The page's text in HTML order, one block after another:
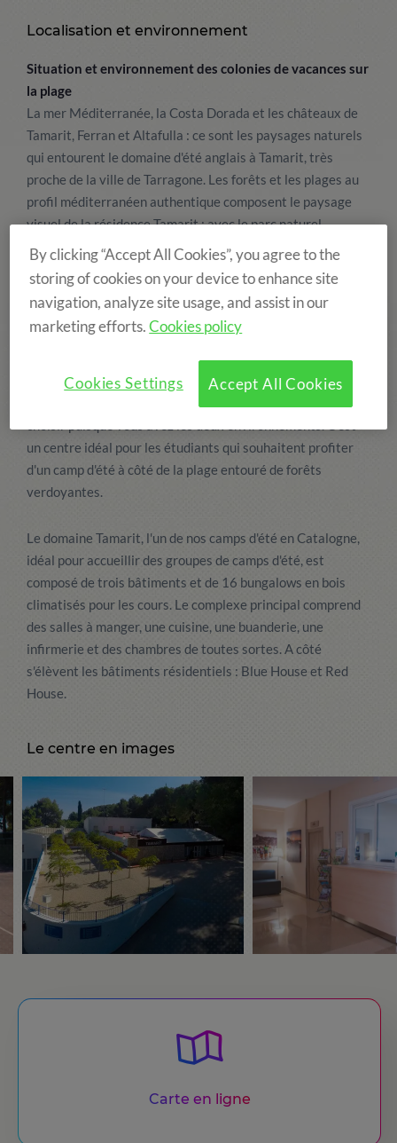
Localisation et environnement
Situation et environnement des colonies de vacances sur
la plage
La mer Méditerranée, la Costa Dorada et les châteaux de
Tamarit, Ferran et Altafulla : ce sont les paysages naturels
qui entourent le domaine d'été anglais à Tamarit, très
proche de la ville de Tarragone. Les forêts et les plages au
profil méditerranéen authentique composent le paysage
visuel de la résidence Tamarit : avec le parc naturel
Tamarit-Punta de la Mora, la réserve naturelle de la rivière
Gaià et les plages de Tamarit et Cala Jovera. Ces trois
espaces naturels font des abords du campement un espace
très riche par sa biodiversité et d'un grand intérêt
paysager et culturel.
Vous êtes plutôt mer ou montagne ? Ici vous n'aurez pas à
un centre idéal pour les étudiants qui souhaitent profiter
d'un camp d'été à côté de la plage entouré de forêts
verdoyantes.
Le domaine Tamarit, l'un de nos camps d'été en Catalogne,
idéal pour accueillir des groupes de camps d'été, est
composé de trois bâtiments et de 16 bungalows en bois
climatisés pour les cours. Le complexe principal comprend
des salles à manger, une cuisine, une buanderie, une
infirmerie et des chambres de toutes sortes. A côté
s'élèvent les bâtiments résidentiels : Blue House et Red
House.
Le centre en images
Carte en ligne
By clicking “Accept All Cookies”, you agree to the
storing of cookies on your device to enhance site
navigation, analyze site usage, and assist in our
marketing efforts.Cookies policy
Accept All Cookies
Cookies Settings